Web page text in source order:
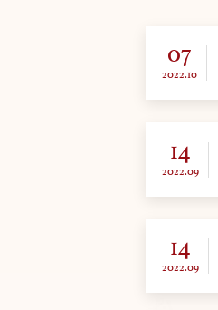
07
2022.10
14
2022.09
14
2022.09